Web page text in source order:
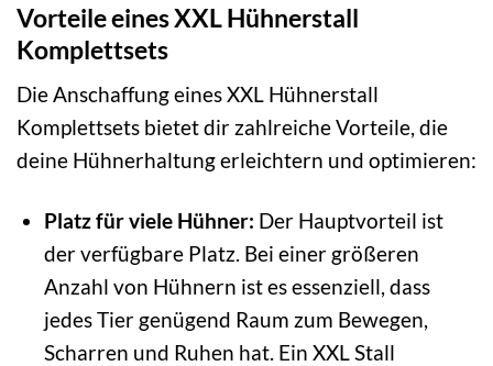
Vorteile eines XXL Hühnerstall
Komplettsets
Die Anschaffung eines XXL Hühnerstall
Komplettsets bietet dir zahlreiche Vorteile, die
deine Hühnerhaltung erleichtern und optimieren:
Platz für viele Hühner: Der Hauptvorteil ist
der verfügbare Platz. Bei einer größeren
Anzahl von Hühnern ist es essenziell, dass
jedes Tier genügend Raum zum Bewegen,
Scharren und Ruhen hat. Ein XXL Stall